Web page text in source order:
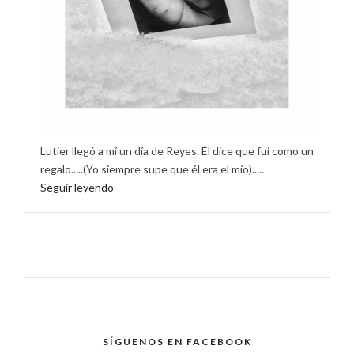
Lutier llegó a mí un día de Reyes. Él dice que fui como un
regalo.....(Yo siempre supe que él era el mío).....
Seguir leyendo
SÍGUENOS EN FACEBOOK